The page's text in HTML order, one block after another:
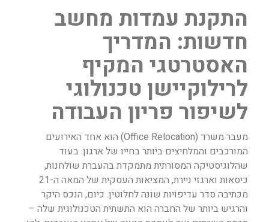
התקנת עמדות מחשב
חדשות: המדריך
האסטרטגי המקיף
לרילוקיישן טכנולוגי
לשיפור פריון העבודה
מעבר משרד (Office Relocation) הוא אחד האירועים
המורכבים והמלחיצים ביותר בחייו של ארגון. בעוד
שהלוגיסטיקה המסורתית מתמקדת בהעברת שולחנות,
כיסאות וארגזי ניירת, המציאות העסקית של המאה ה-21
מכתיבה סדר עדיפויות שונה לחלוטין. כיום, הנכס היקר
והרגיש ביותר של החברה הוא התשתית הטכנולוגית שלה –